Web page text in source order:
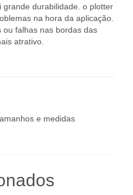
durabilidade. o plotter
na hora da aplicação.
ou falhas nas bordas das
atrativo.